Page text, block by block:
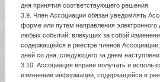
дня принятия соответствующего решения.
3.9. Член Ассоциации обязан уведомлять
форме или путем направления электронного
любых событий, влекущих за собой
содержащейся в реестре членов
дней со дня, следующего за днем
3.10. Ассоциация вправе получать и
изменении информации, содержащейся в